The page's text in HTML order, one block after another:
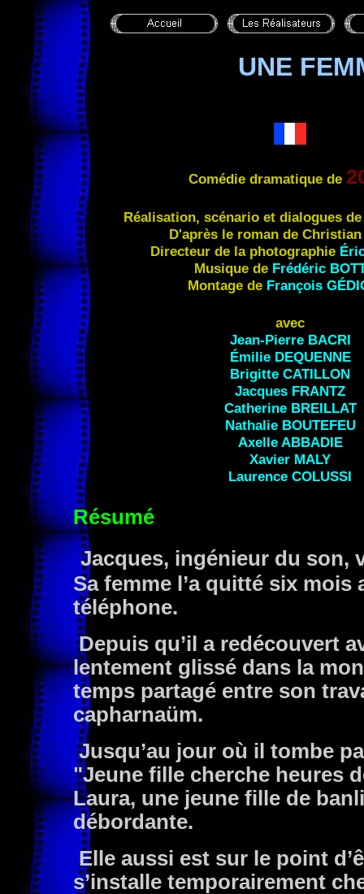
UNE
Comédie dramatique de
Réalisation, scénario et dialogues de
D'après le roman de
Directeur de la photographie
Musique de Frédéric
Montage de François
avec
Jean-Pierre BACRI
Émilie DEQUENNE
Brigitte CATILLON
Jacques FRANTZ
Catherine BREILLAT
Nathalie BOUTEFEU
Axelle ABBADIE
Xavier MALY
Laurence COLUSSI
Résumé
Jacques, ingénieur du son,
Sa femme l’a quitté six
téléphone.
Depuis qu’il a redécouvert
lentement glissé dans la
temps partagé entre son
capharnaüm.
Jusqu’au jour où il tombe
"Jeune fille cherche heures
Laura, une jeune fille de
débordante.
Elle aussi est sur le point
s’installe temporairement